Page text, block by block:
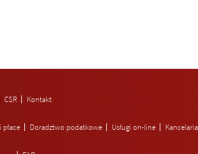
CSR Kontakt
płace Doradztwo podatkowe Usługi on-line